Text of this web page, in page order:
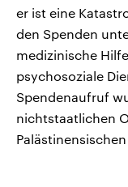
er ist eine
den Spenden
medizinische
psychosoziale
Spendenaufruf
nichtstaatlichen